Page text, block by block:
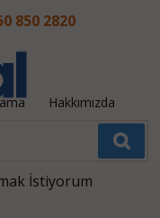
850 2820
Hakkımızda
İstiyorum